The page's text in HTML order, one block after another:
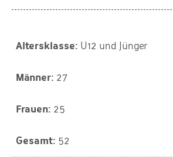
U12 und Jünger
27
25
52